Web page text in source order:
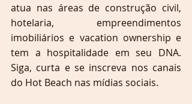
atua nas áreas de construção civil,
hotelaria, empreendimentos
imobiliários e vacation ownership e
tem a hospitalidade em seu DNA.
Siga, curta e se inscreva nos canais
do Hot Beach nas mídias sociais.